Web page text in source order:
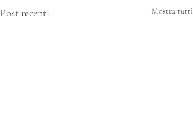
Post recenti Mostra tutti